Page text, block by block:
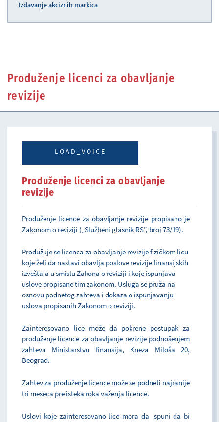
Izdavanje akciznih markica
Produženje licenci za obavljanje
revizije
LOAD_VOICE
Produženje licenci za obavljanje
revizije
Produženje licence za obavljanje revizije propisano je
Zakonom o reviziji („Službeni glasnik RS”, broj 73/19).
Produžuje se licenca za obavljanje revizije fizičkom licu
koje želi da nastavi obavlja poslove revizije finansijskih
izveštaja u smislu Zakona o reviziji i koje ispunjava
uslove propisane tim zakonom. Usluga se pruža na
osnovu podnetog zahteva i dokaza o ispunjavanju
uslova propisanih Zakonom o reviziji.
Zainteresovano lice može da pokrene postupak za
produženje licence za obavljanje revizije podnošenjem
zahteva Ministarstvu finansija, Kneza Miloša 20,
Beograd.
Zahtev za produženje licence može se podneti najranije
tri meseca pre isteka roka važenja licence.
Uslovi koje zainteresovano lice mora da ispuni da bi